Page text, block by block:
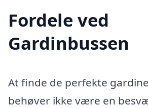
Fordele ved
Gardinbussen
At finde de perfekte
behøver ikke være en